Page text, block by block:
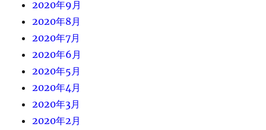
2020年9月
2020年8月
2020年7月
2020年6月
2020年5月
2020年4月
2020年3月
2020年2月